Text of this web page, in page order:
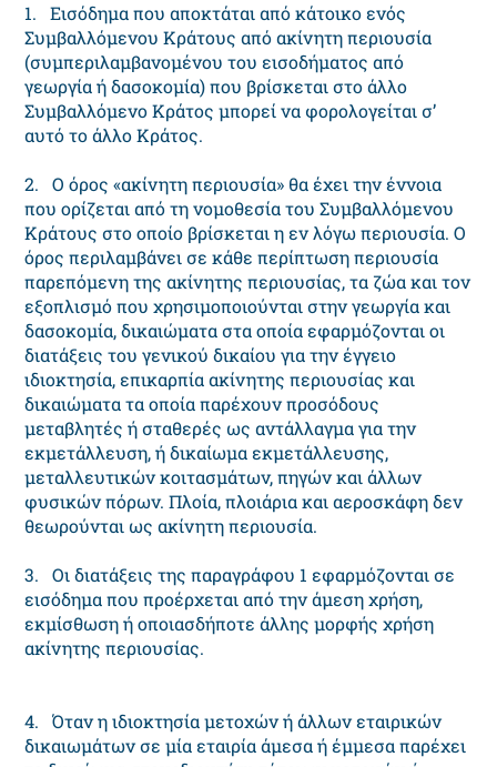
1. Εισόδημα που αποκτάται από κάτοικο ενός
Συμβαλλόμενου Κράτους από ακίνητη περιουσία
(συμπεριλαμβανομένου του εισοδήματος από
γεωργία ή δασοκομία) που βρίσκεται στο άλλο
Συμβαλλόμενο Κράτος μπορεί να φορολογείται σ’
αυτό το άλλο Κράτος.
2. Ο όρος «ακίνητη περιουσία» θα έχει την έννοια
που ορίζεται από τη νομοθεσία του Συμβαλλόμενου
Κράτους στο οποίο βρίσκεται η εν λόγω περιουσία. Ο
όρος περιλαμβάνει σε κάθε περίπτωση περιουσία
παρεπόμενη της ακίνητης περιουσίας, τα ζώα και τον
εξοπλισμό που χρησιμοποιούνται στην γεωργία και
δασοκομία, δικαιώματα στα οποία εφαρμόζονται οι
διατάξεις του γενικού δικαίου για την έγγειο
ιδιοκτησία, επικαρπία ακίνητης περιουσίας και
δικαιώματα τα οποία παρέχουν προσόδους
μεταβλητές ή σταθερές ως αντάλλαγμα για την
εκμετάλλευση, ή δικαίωμα εκμετάλλευσης,
μεταλλευτικών κοιτασμάτων, πηγών και άλλων
φυσικών πόρων. Πλοία, πλοιάρια και αεροσκάφη δεν
θεωρούνται ως ακίνητη περιουσία.
3. Οι διατάξεις της παραγράφου 1 εφαρμόζονται σε
εισόδημα που προέρχεται από την άμεση χρήση,
εκμίσθωση ή οποιασδήποτε άλλης μορφής χρήση
ακίνητης περιουσίας.
4. Όταν η ιδιοκτησία μετοχών ή άλλων εταιρικών
δικαιωμάτων σε μία εταιρία άμεσα ή έμμεσα παρέχει